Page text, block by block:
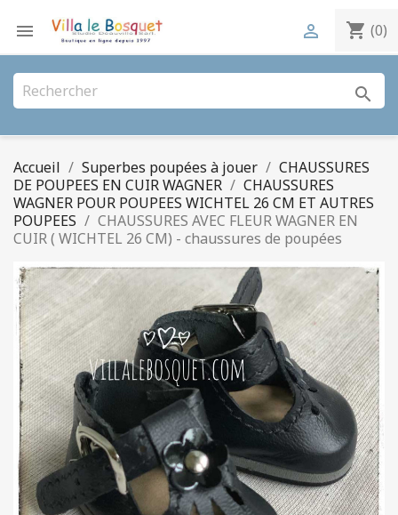
 shopping_cart (0)

search
Accueil Superbes poupées à jouer
CHAUSSURES
DE POUPEES EN CUIR WAGNER
CHAUSSURES
WAGNER POUR POUPEES WICHTEL 26 CM ET AUTRES
POUPEES
CHAUSSURES AVEC FLEUR WAGNER EN
CUIR ( WICHTEL 26 CM) - chaussures de poupées